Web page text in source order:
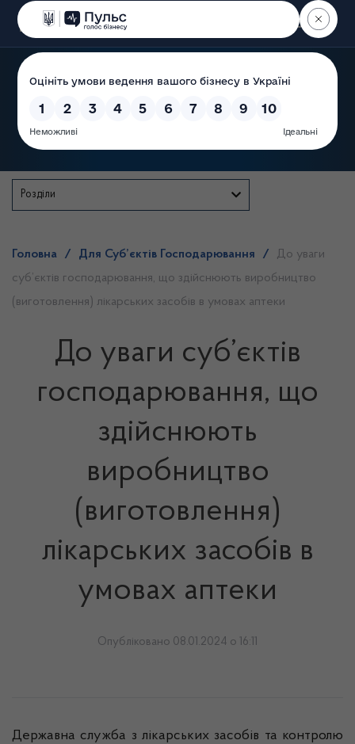
Пошук
Розділи
Головна / Для Суб’єктів Господарювання /
До уваги
суб’єктів господарювання, що здійснюють виробництво
(виготовлення) лікарських засобів в умовах аптеки
До уваги суб’єктів
господарювання, що
здійснюють
виробництво
(виготовлення)
лікарських засобів в
умовах аптеки
Опубліковано 08.01.2024 о 16:11
Державна служба з лікарських засобів та контролю